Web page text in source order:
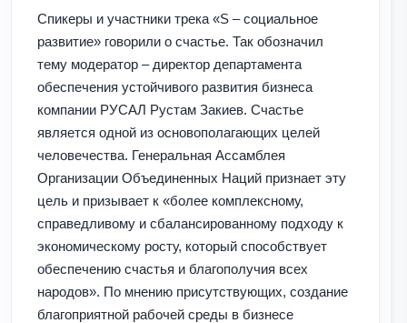
Спикеры и участники трека «S – социальное
развитие» говорили о счастье. Так обозначил
тему модератор – директор департамента
обеспечения устойчивого развития бизнеса
компании РУСАЛ Рустам Закиев. Счастье
является одной из основополагающих целей
человечества. Генеральная Ассамблея
Организации Объединенных Наций признает эту
цель и призывает к «более комплексному,
справедливому и сбалансированному подходу к
экономическому росту, который способствует
обеспечению счастья и благополучия всех
народов». По мнению присутствующих, создание
благоприятной рабочей среды в бизнесе